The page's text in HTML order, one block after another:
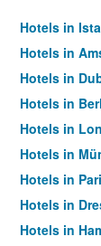
Hotels in
Hotels in
Hotels in
Hotels in
Hotels in
Hotels in
Hotels in
Hotels in
Hotels in